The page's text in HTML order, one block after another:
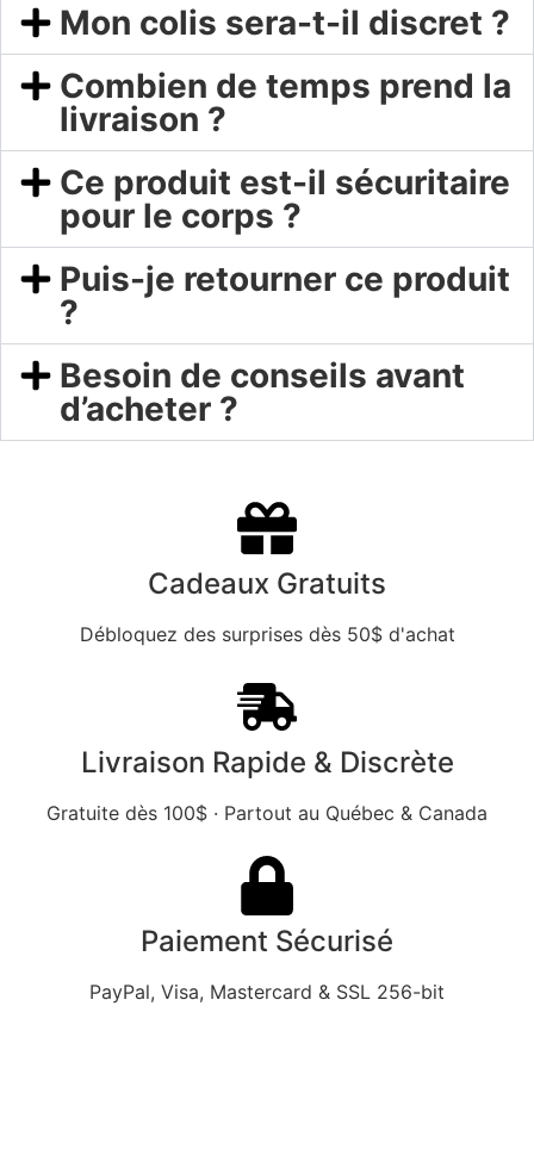
Mon colis sera-t-il discret ?
Combien de temps prend la
livraison ?
Ce produit est-il sécuritaire
pour le corps ?
Puis-je retourner ce produit
?
Besoin de conseils avant
d’acheter ?
Cadeaux Gratuits
Débloquez des surprises dès 50$ d'achat
Livraison Rapide & Discrète
Gratuite dès 100$ · Partout au Québec & Canada
Paiement Sécurisé
PayPal, Visa, Mastercard & SSL 256-bit